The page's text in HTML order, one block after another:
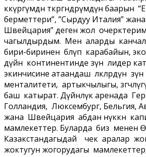
көкүрөгүмдөн өткөргөндөрүмдүн
берметтери”, ”Сырдуу Италия” жана
Швейцария” деген жол
чагылдырдым. Мен аларды
бири-биринен бөлүп карабайын,
дүйнө континентинде өзүн лидер
экинчисине атаандаш өлкөлөрдүн
менталитети, артыкчылыгы,
баш катырат. Дүйнөлүк аренада
Голландия, Люксембург, Бельгия,
жана Швейцария абдан өнүккөн
мамлекеттер. Буларда биз менен
Казакстандагыдай чек аралар
жоктугун жогорудагы